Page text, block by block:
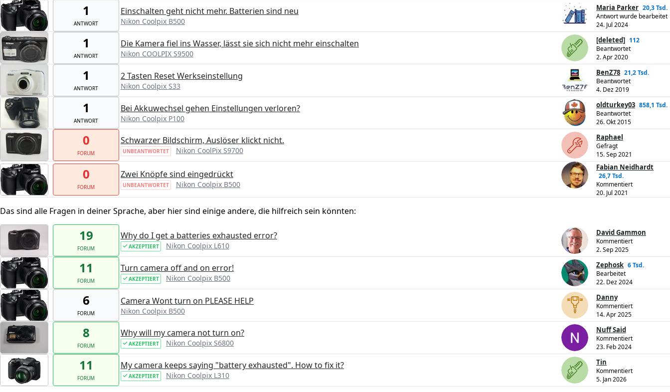
1
ANTWORT
Einschalten geht nicht mehr. Batterien sind neu
Nikon Coolpix B500
Maria Parker 20,3 Tsd.
Antwort wurde bearbeitet
24. Jul 2024
1
ANTWORT
Die Kamera fiel ins Wasser, lässt sie sich nicht mehr einschalten
Nikon COOLPIX S9500
[deleted] 112
Beantwortet
2. Apr 2020
1
ANTWORT
2 Tasten Reset Werkseinstellung
Nikon Coolpix S33
BenZ78 21,2 Tsd.
Beantwortet
4. Dez 2019
1
ANTWORT
Bei Akkuwechsel gehen Einstellungen verloren?
Nikon Coolpix P100
oldturkey03 858,1 Tsd.
Beantwortet
26. Okt 2015
0
FORUM
Schwarzer Bildschirm, Auslöser klickt nicht.
UNBEANTWORTET Nikon CoolPix S9700
Raphael
Gefragt
15. Sep 2021
0
FORUM
Zwei Knöpfe sind eingedrückt
UNBEANTWORTET Nikon Coolpix B500
Fabian Neidhardt
26,7 Tsd.
Kommentiert
20. Jul 2021
Das sind alle Fragen in deiner Sprache, aber hier sind einige andere, die hilfreich sein könnten:
19
FORUM
Why do I get a batteries exhausted error?
AKZEPTIERT Nikon Coolpix L610
David Gammon
Kommentiert
2. Sep 2025
11
FORUM
Turn camera off and on error!
AKZEPTIERT Nikon Coolpix B500
Zephosk 6 Tsd.
Bearbeitet
22. Dez 2024
6
FORUM
Camera Wont turn on PLEASE HELP
Nikon Coolpix B500
Danny
Kommentiert
14. Apr 2025
8
FORUM
Why will my camera not turn on?
AKZEPTIERT Nikon Coolpix S6800
Nuff Said
Kommentiert
23. Feb 2024
11
FORUM
My camera keeps saying "battery exhausted". How to fix it?
AKZEPTIERT Nikon Coolpix L310
Tin
Kommentiert
5. Jan 2026